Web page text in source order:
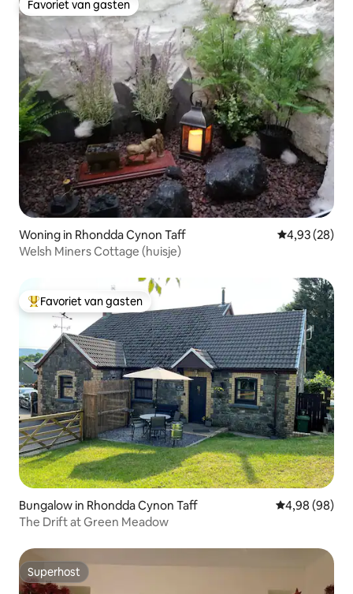
Favoriet van gasten
Favoriet van gasten
Woning in Rhondda Cynon Taff Gemiddelde
4,93 (28)
Welsh Miners Cottage (huisje)
Topfavoriet van gasten
Favoriet van gasten
Bungalow in Rhondda Cynon Taff Gemiddelde
4,98 (98)
The Drift at Green Meadow
Superhost
Superhost